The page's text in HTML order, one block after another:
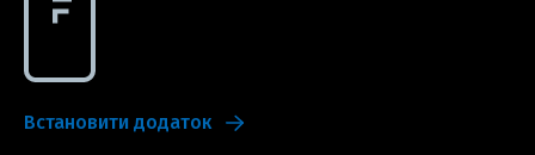
Встановити додаток